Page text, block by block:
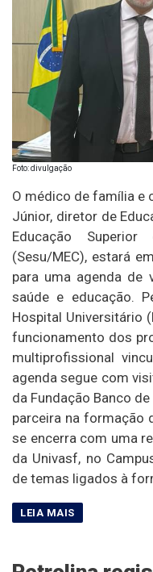
Foto: divulgação
O médico de família e
Júnior, diretor de
Educação
(Sesu/MEC), estará
para uma agenda de
saúde e educação.
Hospital Universitário
funcionamento dos
multiprofissional
agenda segue com
da Fundação Banco
parceira na formação
se encerra com uma
da Univasf, no
de temas ligados à